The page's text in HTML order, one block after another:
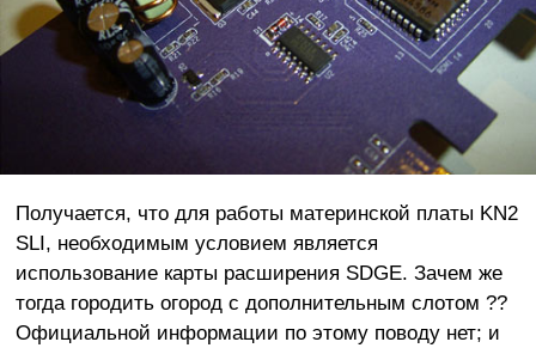
Получается, что для работы материнской платы KN2
SLI, необходимым условием является
использование карты расширения SDGE. Зачем же
тогда городить огород с дополнительным слотом ??
Официальной информации по этому поводу нет; и